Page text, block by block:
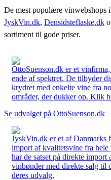
De mest populære vinwebshops
JyskVin.dk, Densidsteflaske.dk
sortiment til gode priser.
OttoSuenson.dk er et
ende af spektret. De tilbyder
krydret med enkelte vine fra
områder, der dukker op. Klik
Se udvalget på OttoSuenson.dk
JyskVin.dk er et af Danmarks
import af kvalitetsvine fra hele
har de satset på direkte
vinbønder med direkte salg til
deres udvalg.